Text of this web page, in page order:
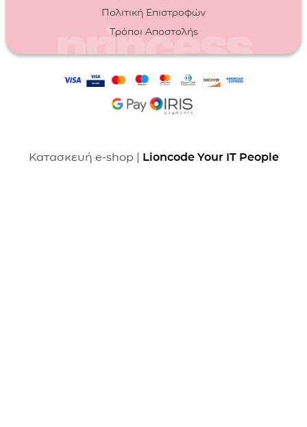
Πολιτική Επιστροφών
Τρόποι Αποστολής
Κατασκευή e-shop | Lioncode Your IT People